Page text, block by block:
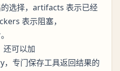
选择，artifacts 表示已经
表示阻塞，
还可以加
专门保存工具返回结果的